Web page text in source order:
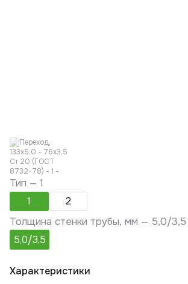
Тип —1
1
2
Толщина стенки трубы, мм — 5,0/3,5
5,0/3,5
Характеристики